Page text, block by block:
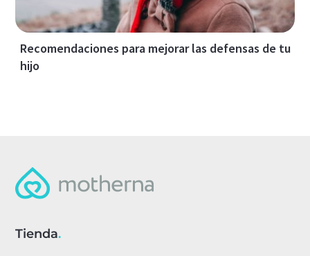
Recomendaciones para mejorar las defensas de tu
hijo
Tienda.